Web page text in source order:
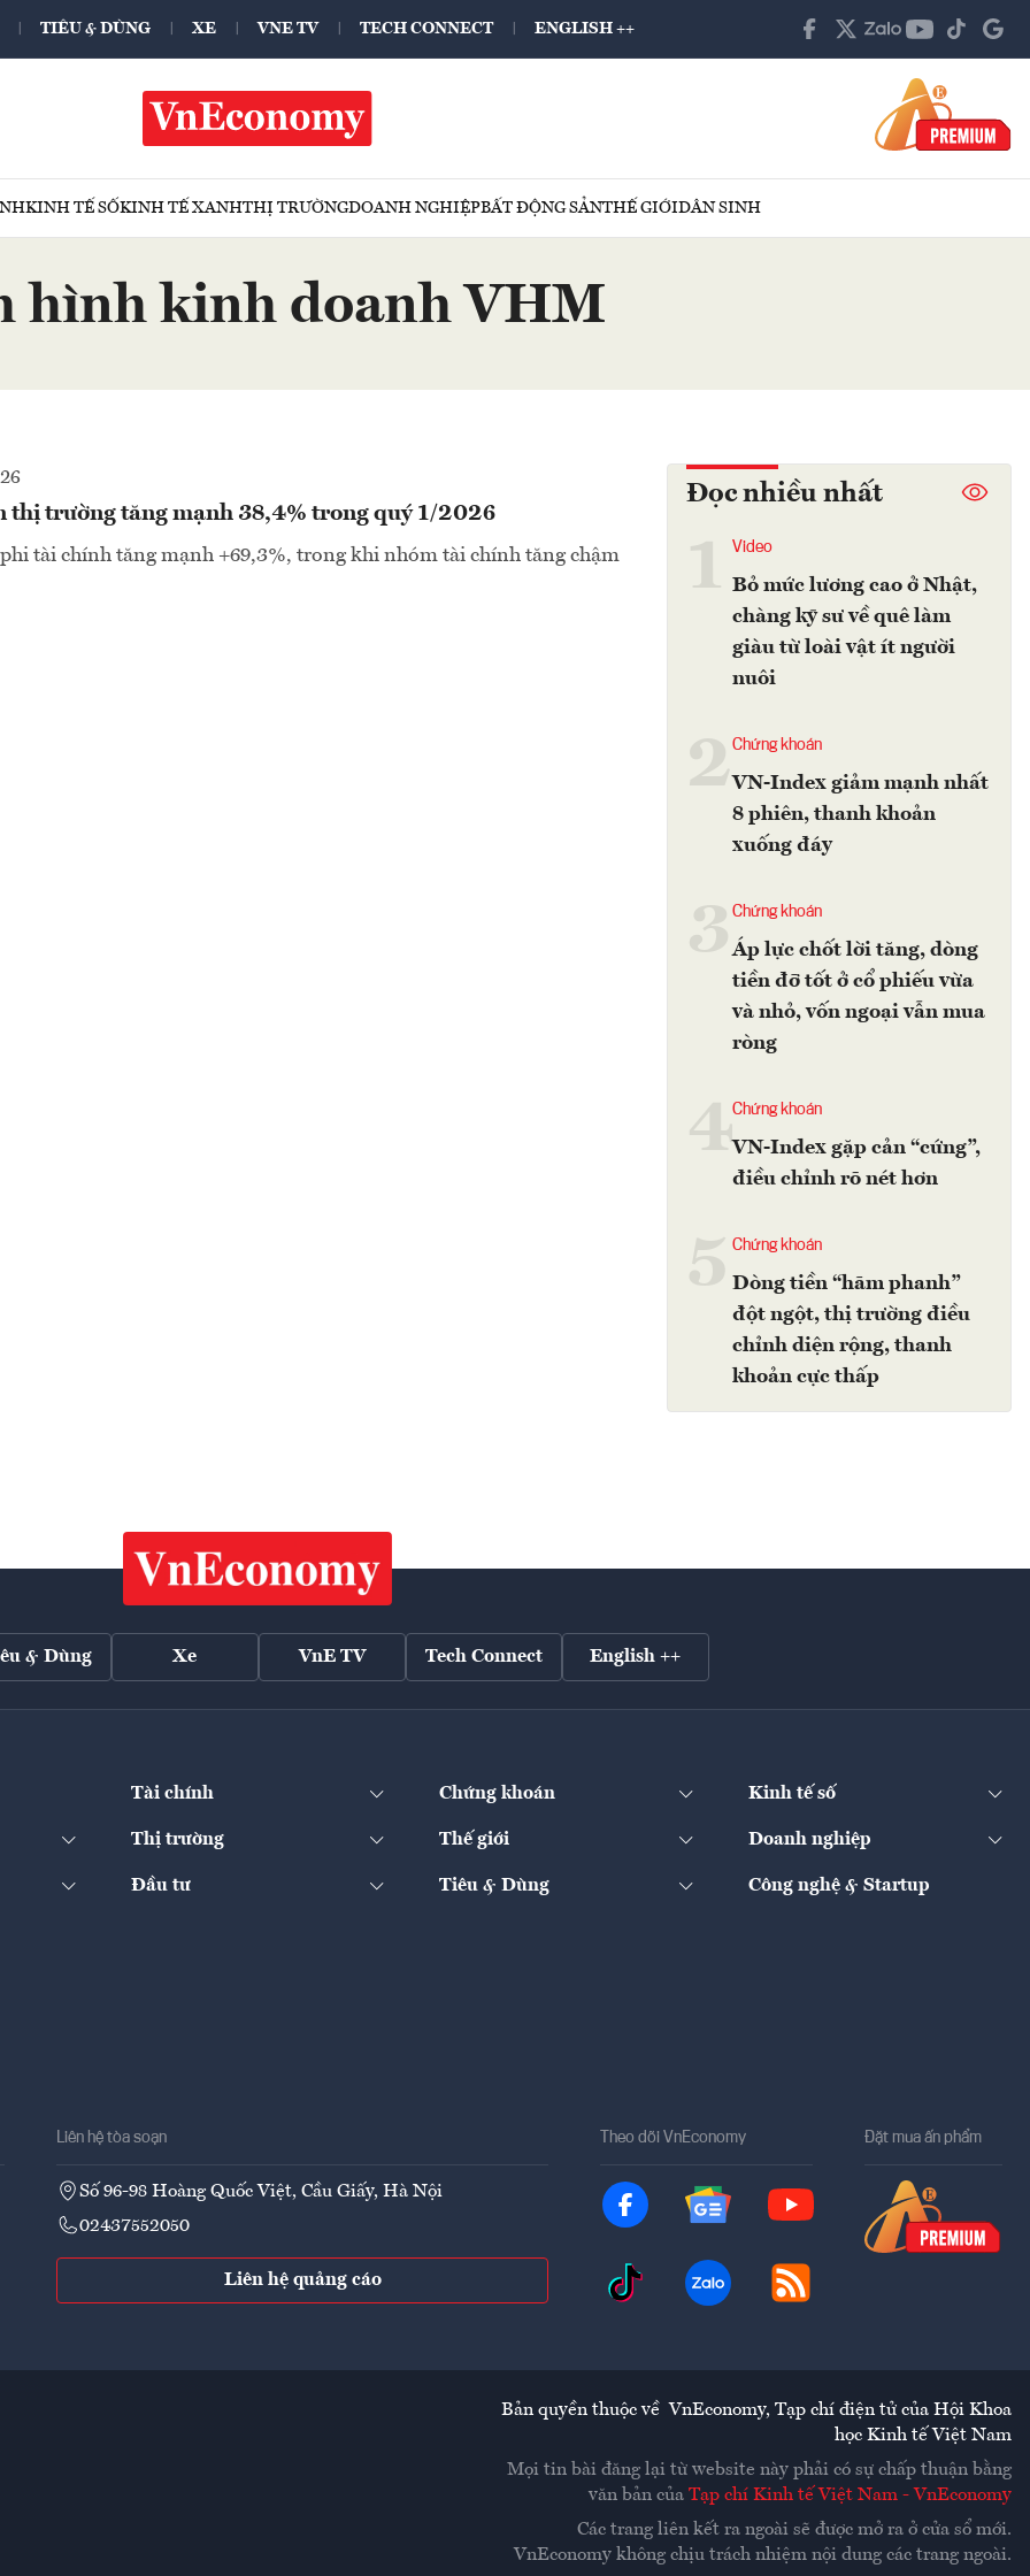
TIÊU & DÙNG XE VNE TV TECH CONNECT ENGLISH ++
KINH TẾ SỐKINH TẾ XANHTHỊ TRƯỜNGDOANH NGHIỆPBẤT ĐỘNG SẢNTHẾ GIỚIDÂN SINH
hình kinh doanh VHM
thị trường tăng mạnh 38,4% trong quý 1/2026
tài chính tăng mạnh +69,3%, trong khi nhóm tài chính tăng chậm
Đọc nhiều nhất
Video
Bỏ mức lương cao ở Nhật,
chàng kỹ sư về quê làm
giàu từ loài vật ít người
nuôi
2Chứng khoán
VN-Index giảm mạnh nhất
8 phiên, thanh khoản
xuống đáy
Chứng khoán
Áp lực chốt lời tăng, dòng
tiền đỡ tốt ở cổ phiếu vừa
và nhỏ, vốn ngoại vẫn mua
ròng
4Chứng khoán
VN-Index gặp cản “cứng”,
điều chỉnh rõ nét hơn
Chứng khoán
Dòng tiền “hãm phanh”
đột ngột, thị trường điều
chỉnh diện rộng, thanh
khoản cực thấp
& Dùng Xe VnE TV Tech Connect English ++
Tài chính Chứng khoán Kinh tế số
Thị trường Thế giới Doanh nghiệp
Đầu tư Tiêu & Dùng Công nghệ & Startup
Liên hệ tòa soạn
Số 96-98 Hoàng Quốc Việt, Cầu Giấy, Hà Nội
02437552050
Liên hệ quảng cáo
Theo dõi VnEconomy Đặt mua ấn phẩm
Bản quyền thuộc về VnEconomy, Tạp chí điện tử của Hội Khoa
học Kinh tế Việt Nam
Mọi tin bài đăng lại từ website này phải có sự chấp thuận bằng
văn bản của Tạp chí Kinh tế Việt Nam - VnEconomy
Các trang liên kết ra ngoài sẽ được mở ra ở cửa sổ mới.
VnEconomy không chịu trách nhiệm nội dung các trang ngoài.